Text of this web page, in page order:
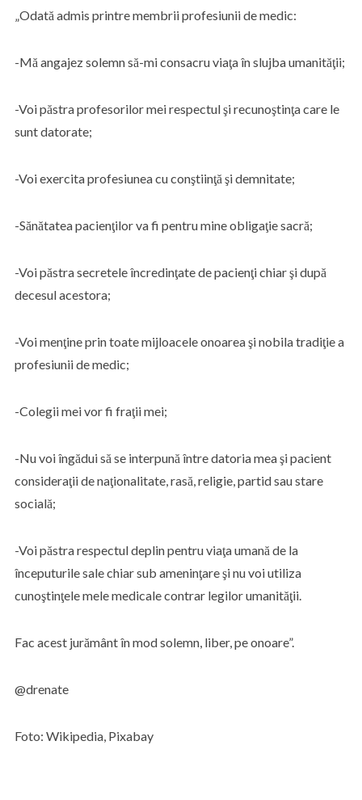
„Odată admis printre membrii profesiunii de medic:
-Mă angajez solemn să-mi consacru viaţa în slujba umanităţii;
-Voi păstra profesorilor mei respectul şi recunoştinţa care le
sunt datorate;
-Voi exercita profesiunea cu conştiinţă şi demnitate;
-Sănătatea pacienţilor va fi pentru mine obligaţie sacră;
-Voi păstra secretele încredinţate de pacienţi chiar şi după
decesul acestora;
-Voi menţine prin toate mijloacele onoarea şi nobila tradiţie a
profesiunii de medic;
-Colegii mei vor fi fraţii mei;
-Nu voi îngădui să se interpună între datoria mea şi pacient
consideraţii de naţionalitate, rasă, religie, partid sau stare
socială;
-Voi păstra respectul deplin pentru viaţa umană de la
începuturile sale chiar sub ameninţare şi nu voi utiliza
cunoştinţele mele medicale contrar legilor umanităţii.
Fac acest jurământ în mod solemn, liber, pe onoare”.
@drenate
Foto: Wikipedia, Pixabay